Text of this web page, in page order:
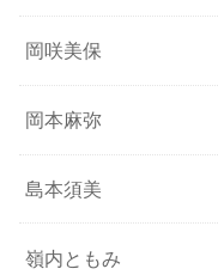
岡咲美保
岡本麻弥
島本須美
嶺内ともみ